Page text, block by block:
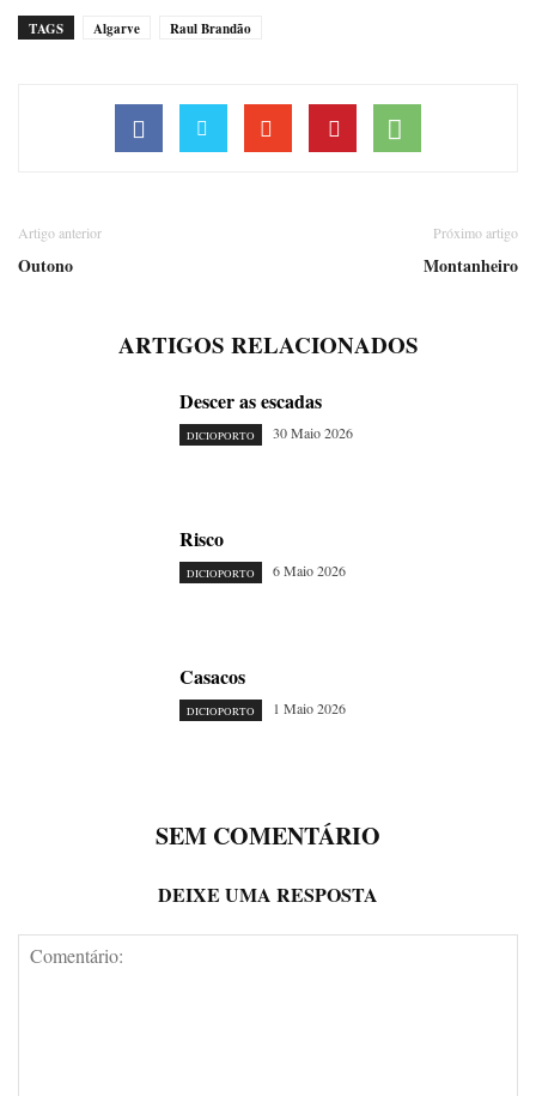
TAGS Algarve Raul Brandão
Artigo anterior
Outono
Próximo artigo
Montanheiro
ARTIGOS RELACIONADOS
Descer as escadas
DICIOPORTO 30 Maio 2026
Risco
DICIOPORTO 6 Maio 2026
Casacos
DICIOPORTO 1 Maio 2026
SEM COMENTÁRIO
DEIXE UMA RESPOSTA